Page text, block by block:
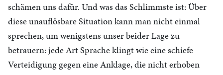
schämen uns dafür. Und was das Schlimmste ist: Über
diese unauflösbare Situation kann man nicht einmal
sprechen, um wenigstens unser beider Lage zu
betrauern: jede Art Sprache klingt wie eine schiefe
Verteidigung gegen eine Anklage, die nicht erhoben